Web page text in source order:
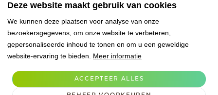
Deze website maakt gebruik van cookies
We kunnen deze plaatsen voor analyse van onze
bezoekersgegevens, om onze website te verbeteren,
gepersonaliseerde inhoud te tonen en om u een geweldige
website-ervaring te bieden. Meer informatie
ACCEPTEER ALLES
© Copyright 2026 Mareco Sweet Creations BV
Alle rechten voorbehouden
Verwerkersovereenkomst